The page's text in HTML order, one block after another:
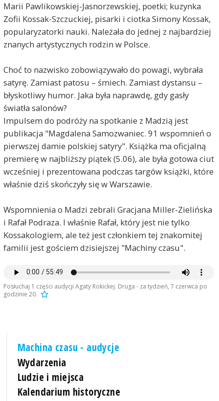
Marii Pawlikowskiej-Jasnorzewskiej, poetki; kuzynka
Zofii Kossak-Szczuckiej, pisarki i ciotka Simony Kossak,
popularyzatorki nauki. Należała do jednej z najbardziej
znanych artystycznych rodzin w Polsce.
Choć to nazwisko zobowiązywało do powagi, wybrała
satyrę. Zamiast patosu – śmiech. Zamiast dystansu –
błyskotliwy humor. Jaka była naprawdę, gdy gasły
światła salonów?
Impulsem do podróży na spotkanie z Madzią jest
publikacja "Magdalena Samozwaniec. 91 wspomnień o
pierwszej damie polskiej satyry". Książka ma oficjalną
premierę w najbliższy piątek (5.06), ale była gotowa ciut
wcześniej i prezentowana podczas targów książki, które
właśnie dziś skończyły się w Warszawie.
Wspomnienia o Madzi zebrali Gracjana Miller-Zielińska
i Rafał Podraza. I właśnie Rafał, który jest nie tylko
Kossakologiem, ale też jest członkiem tej znakomitej
familii jest gościem dzisiejszej "Machiny czasu".
Posłuchaj 1 części audycji Agaty Rokickej. Druga - za tydzień, 7 czerwca po
godzinie 20.
Machina czasu - audycje
Wydarzenia
Ludzie i miejsca
Kalendarium historyczne